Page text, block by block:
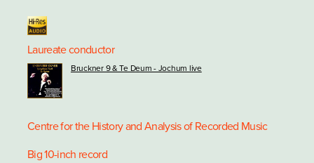
Laureate conductor
Bruckner 9 & Te Deum - Jochum live
Centre for the History and Analysis of Recorded Music
Big 10-inch record